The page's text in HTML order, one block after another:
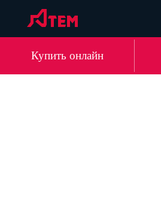
Купить онлайн